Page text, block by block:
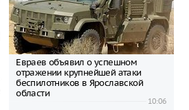
Евраев объявил о успешном
отражении крупнейшей атаки
беспилотников в Ярославской
области
10:06